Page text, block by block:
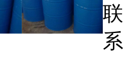
联
系